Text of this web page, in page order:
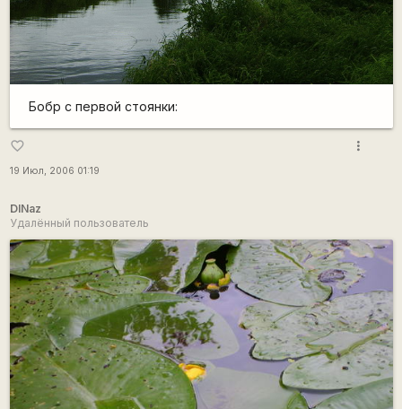
Бобр с первой стоянки:
favorite_border
19 Июл, 2006 01:19
more_vert
DINaz
Удалённый пользователь